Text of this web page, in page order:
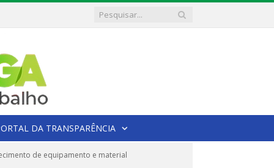
DA TRANSPARÊNCIA
de equipamento e material